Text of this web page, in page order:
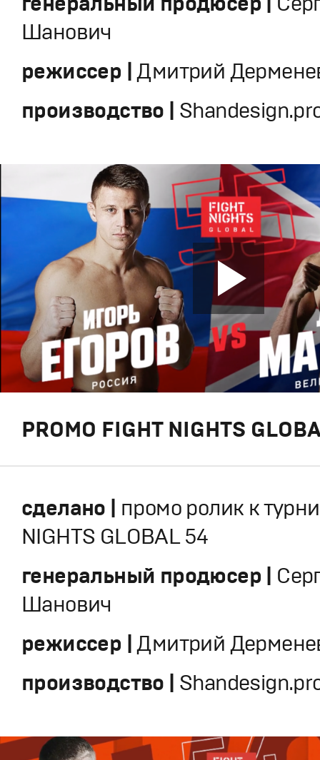
Шанович
режиссер |Дмитрий
производство |
PROMO FIGHT NIGHTS
сделано | промо ролик к
NIGHTS GLOBAL 54
генеральный продюсер |
Шанович
режиссер |Дмитрий
производство |